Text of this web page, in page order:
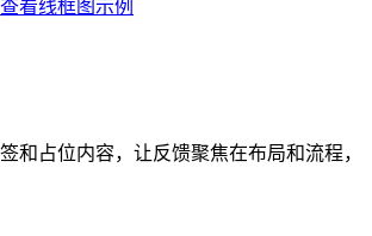
查看线框图示例
和占位内容，让反馈聚焦在布局和流程，